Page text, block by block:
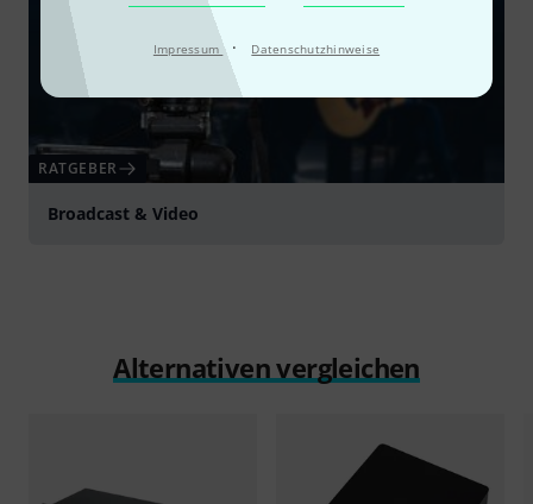
Impressum · Datenschutzhinweise
RATGEBER
Broadcast & Video
Alternativen vergleichen